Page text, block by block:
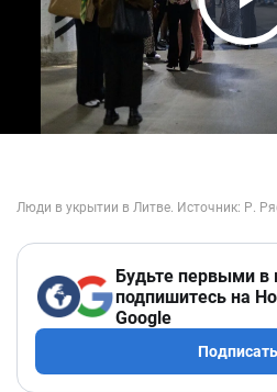
Будьте первыми в
подпишитесь на
Google